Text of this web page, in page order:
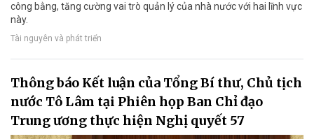
công bằng, tăng cường vai trò quản lý của nhà nước với hai lĩnh vực
này.
Tài nguyên và phát triển
Thông báo Kết luận của Tổng Bí thư, Chủ tịch
nước Tô Lâm tại Phiên họp Ban Chỉ đạo
Trung ương thực hiện Nghị quyết 57